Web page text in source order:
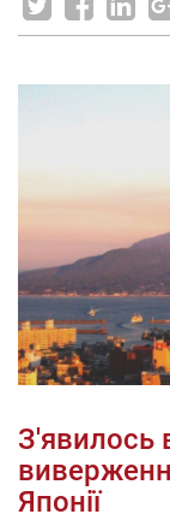
З'явилось
Японії